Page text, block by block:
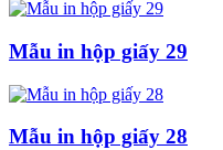
Mẫu in hộp giấy 29
Mẫu in hộp giấy 28